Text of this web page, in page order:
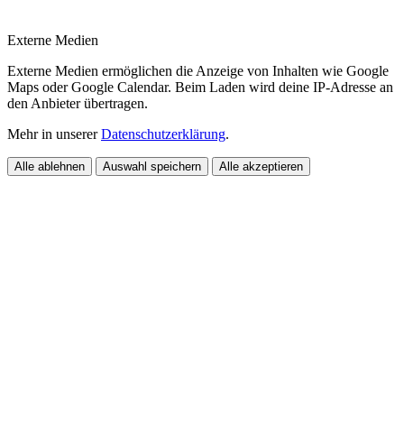
Externe Medien
Externe Medien ermöglichen die Anzeige von Inhalten wie Google
Maps oder Google Calendar. Beim Laden wird deine IP-Adresse an
den Anbieter übertragen.
Mehr in unsererDatenschutzerklärung.
Alle ablehnen Auswahl speichern Alle akzeptieren